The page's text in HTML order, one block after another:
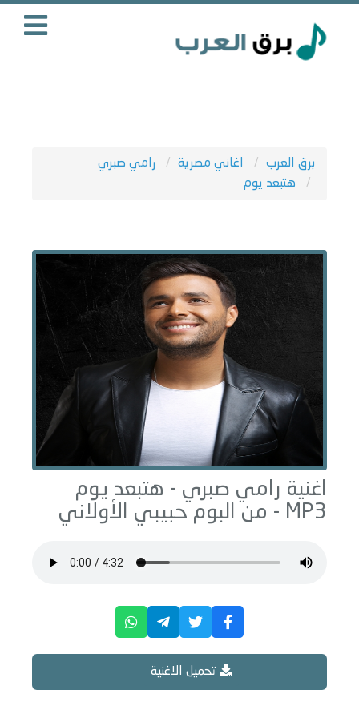
برق العرب اغاني مصرية
رامي صبري
هتبعد يوم
اغنية رامي صبري - هتبعد يوم
MP3 - من البوم
حبيبي الأولاني
تحميل الاغنية